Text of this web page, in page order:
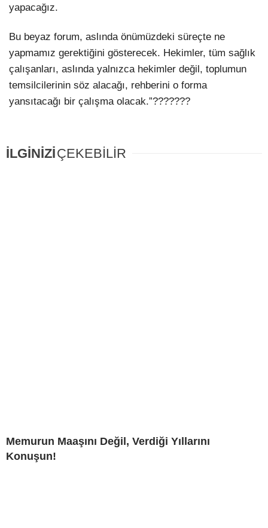
yapacağız.
Bu beyaz forum, aslında önümüzdeki süreçte ne
yapmamız gerektiğini gösterecek. Hekimler, tüm sağlık
çalışanları, aslında yalnızca hekimler değil, toplumun
temsilcilerinin söz alacağı, rehberini o forma
yansıtacağı bir çalışma olacak.”???????
İLGİNİZİÇEKEBİLİR
Memurun Maaşını Değil, Verdiği Yıllarını
Konuşun!